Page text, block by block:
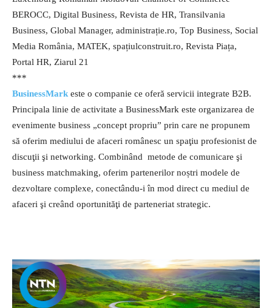
BEROCC, Digital Business, Revista de HR, Transilvania
Business, Global Manager, administrație.ro, Top Business, Social
Media România, MATEK, spațiulconstruit.ro, Revista Piața,
Portal HR, Ziarul 21
***
BusinessMarkeste o companie ce oferă servicii integrate B2B.
Principala linie de activitate a BusinessMark este organizarea de
evenimente business „concept propriu” prin care ne propunem
să oferim mediului de afaceri românesc un spaţiu profesionist de
discuţii şi networking. Combinând metode de comunicare şi
business matchmaking, oferim partenerilor noștri modele de
dezvoltare complexe, conectându-i în mod direct cu mediul de
afaceri şi creând oportunităţi de parteneriat strategic.